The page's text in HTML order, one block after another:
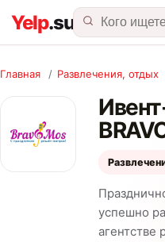
Главная / Развлечения, отдых
успешно
агентстве